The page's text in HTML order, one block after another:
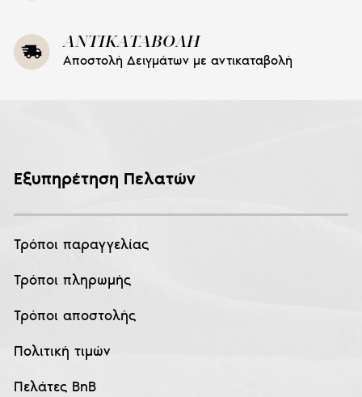
ΑΝΤΙΚΑΤΑΒΟΛΗ
Αποστολή Δειγμάτων με αντικαταβολή
Εξυπηρέτηση Πελατών
Τρόποι παραγγελίας
Τρόποι πληρωμής
Τρόποι αποστολής
Πολιτική τιμών
Πελάτες BnB